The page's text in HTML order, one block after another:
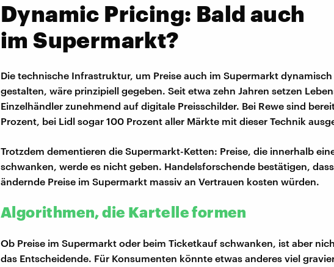
Dynamic Pricing: Bald auch
im Supermarkt?
Die technische Infrastruktur, um Preise auch im Supermarkt dynamisch
gestalten, wäre prinzipiell gegeben. Seit etwa zehn Jahren setzen
Einzelhändler zunehmend auf digitale Preisschilder. Bei Rewe sind
Prozent, bei Lidl sogar 100 Prozent aller Märkte mit dieser Technik
Trotzdem dementieren die Supermarkt-Ketten: Preise, die innerhalb
schwanken, werde es nicht geben. Handelsforschende bestätigen,
ändernde Preise im Supermarkt massiv an Vertrauen kosten würden.
Algorithmen, die Kartelle formen
Ob Preise im Supermarkt oder beim Ticketkauf schwanken, ist aber
das Entscheidende. Für Konsumenten könnte etwas anderes viel